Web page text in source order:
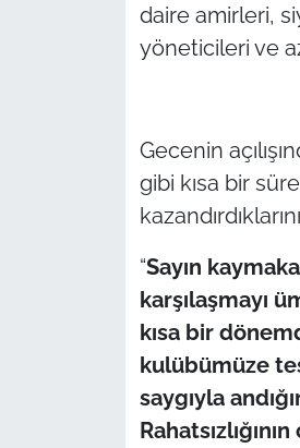
daire amirleri,
yöneticileri ve az
Gecenin
gibi kısa bir
“Sayın
karşılaşmayı
kısa bir
kulübümüze
saygıyla